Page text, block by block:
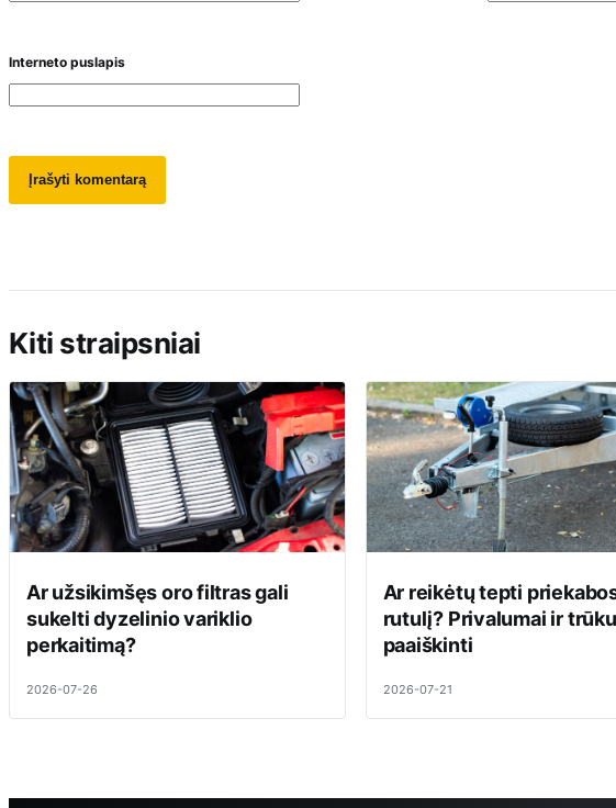
Interneto puslapis
Kiti straipsniai
Ar užsikimšęs oro filtras gali
sukelti dyzelinio variklio
perkaitimą?
2026-07-26
Ar reikėtų tepti
rutulį? Privalumai ir
paaiškinti
2026-07-21